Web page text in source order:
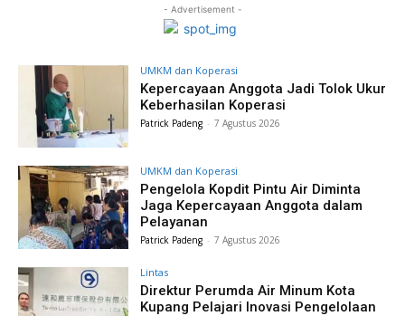
- Advertisement -
UMKM dan Koperasi
Kepercayaan Anggota Jadi Tolok Ukur
Keberhasilan Koperasi
Patrick Padeng - 7 Agustus 2026
UMKM dan Koperasi
Pengelola Kopdit Pintu Air Diminta
Jaga Kepercayaan Anggota dalam
Pelayanan
Patrick Padeng - 7 Agustus 2026
Lintas
Direktur Perumda Air Minum Kota
Kupang Pelajari Inovasi Pengelolaan